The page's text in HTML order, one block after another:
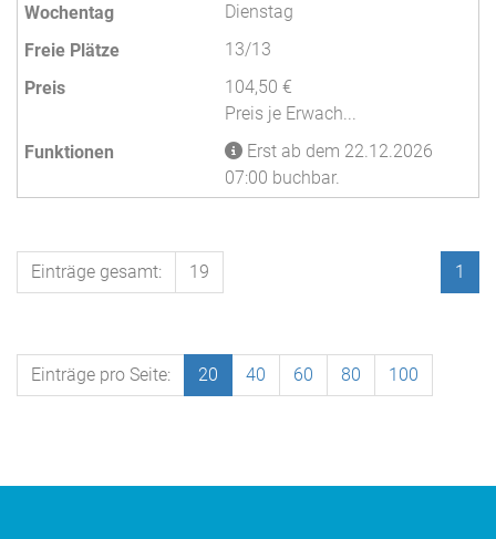
Dienstag
13/13
104,50 €
Preis je Erwach...
Erst ab dem 22.12.2026
07:00 buchbar.
1
Einträge gesamt: 19
Einträge pro Seite: 20 40 60 80 100